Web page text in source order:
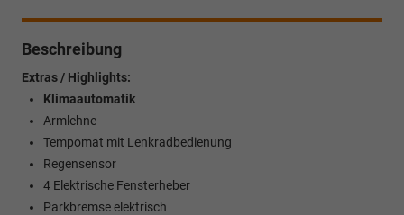
Beschreibung
Extras / Highlights:
Klimaautomatik
Armlehne
Tempomat mit Lenkradbedienung
Regensensor
4 Elektrische Fensterheber
Parkbremse elektrisch